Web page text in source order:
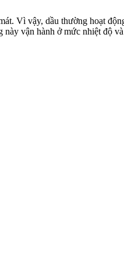
Vì vậy, dầu thường hoạt
vận hành ở mức nhiệt độ